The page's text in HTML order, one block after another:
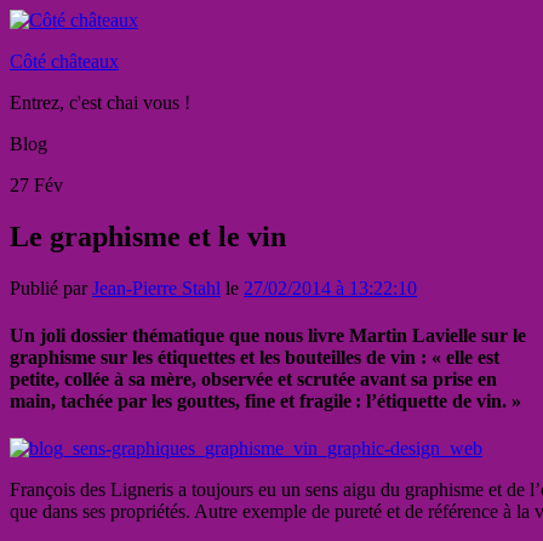
Côté châteaux
Entrez, c'est chai vous !
Blog
27 Fév
Le graphisme et le vin
Publié parJean-Pierre Stahl le 27/02/2014 à 13:22:10
Un joli dossier thématique que nous livre Martin Lavielle sur le
graphisme sur les étiquettes et les bouteilles de vin : « elle est
petite, collée à sa mère, observée et scrutée avant sa prise en
main, tachée par les gouttes, fine et fragile : l’étiquette de vin. »
François des Ligneris a toujours eu un sens aigu du graphisme et de
que dans ses propriétés. Autre exemple de pureté et de référence à